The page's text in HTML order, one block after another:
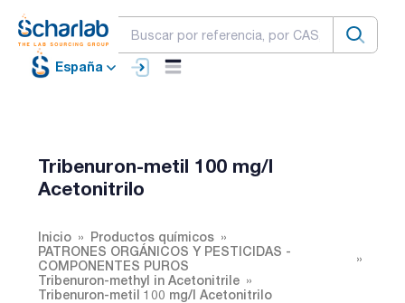
España
Tribenuron-metil 100 mg/l
Acetonitrilo
Inicio
Productos químicos
PATRONES ORGÁNICOS Y PESTICIDAS -
COMPONENTES PUROS
Tribenuron-methyl in Acetonitrile
Tribenuron-metil 100 mg/l Acetonitrilo